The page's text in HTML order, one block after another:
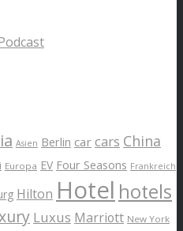
Asien Berlin car cars China
Europa EV Four Seasons Frankreich
Hilton Hotel hotels
Luxus Marriott New York